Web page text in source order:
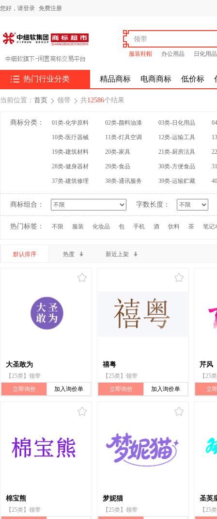
您好， 请登录 免费注册
服装鞋帽 办公用品 日化用品
 热门行业分类 精品商标 电商商标 低价标
当前位置： 首页  领带  共12586个结果
商标分类： 01类-化学原料 02类-颜料油漆 03类-日化用品
10类-医疗器械 11类-灯具空调 12类-运输工具
19类-建筑材料 20类-家具 21类-厨房洁具
28类-健身器材 29类-食品 30类-方便食品
37类-建筑修理 38类-通讯服务 39类-运输贮藏
商标组合： 字数长度：
热门标签： 不限 服装 化妆品 包 手机 酒 饮料 茶 笔记
默认排序 热度 新近上架
大圣敢为
【25类】领带
立即询价
加入询价单
禧粤
【25类】领带
立即询价
加入询价单
芹风
【25
立
棉宝熊
【25类】领带
梦妮猫
【25类】领带
圣英
【25